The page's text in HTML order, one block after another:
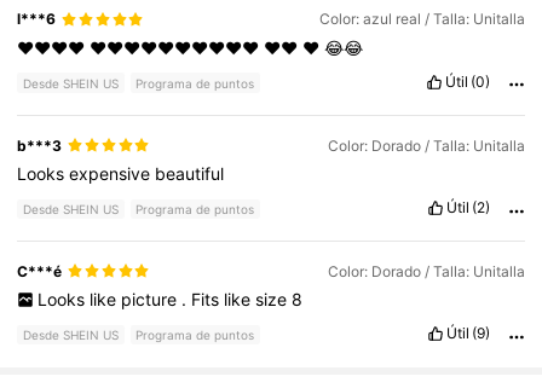
l***6 Color: azul real / Talla: Unitalla
❤️❤️❤️❤️ ❤️❤️❤️❤️❤️❤️❤️❤️❤️❤️ ❤️❤️ ❤️😂😂
Desde SHEIN US Programa de puntos Útil (0)
b***3 Color: Dorado / Talla: Unitalla
Looksexpensive beautiful
Desde SHEIN US Programa de puntos Útil (2)
C***é Color: Dorado / Talla: Unitalla
Looks like picture . Fits like size 8
Desde SHEIN US Programa de puntos Útil (9)